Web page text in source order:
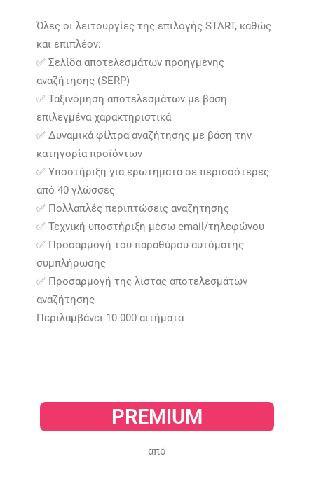
Όλες οι λειτουργίες της επιλογής START, καθώς
και επιπλέον:
✅ Σελίδα αποτελεσμάτων προηγμένης
αναζήτησης (SERP)
✅ Ταξινόμηση αποτελεσμάτων με βάση
επιλεγμένα χαρακτηριστικά
✅ Δυναμικά φίλτρα αναζήτησης με βάση την
κατηγορία προϊόντων
✅ Υποστήριξη για ερωτήματα σε περισσότερες
από 40 γλώσσες
✅ Πολλαπλές περιπτώσεις αναζήτησης
✅ Τεχνική υποστήριξη μέσω email/τηλεφώνου
✅ Προσαρμογή του παραθύρου αυτόματης
συμπλήρωσης
✅ Προσαρμογή της λίστας αποτελεσμάτων
αναζήτησης
Περιλαμβάνει 10.000 αιτήματα​
PREMIUM​
από​